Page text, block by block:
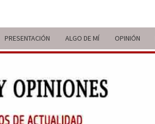
PRESENTACIÓN ALGO DE MÍ OPINIÓN